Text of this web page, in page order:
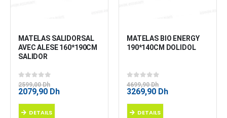
MATELAS SALIDORSAL
AVEC ALESE 160*190CM
SALIDOR
0sur 5
2599,00Dh
Le
était :
2079,90 DhLe
DETAILS
MATELAS BIO ENERGY
190*140CM DOLIDOL
0sur 5
4699,90Dh
Le
était :
3269,90 DhLe
DETAILS